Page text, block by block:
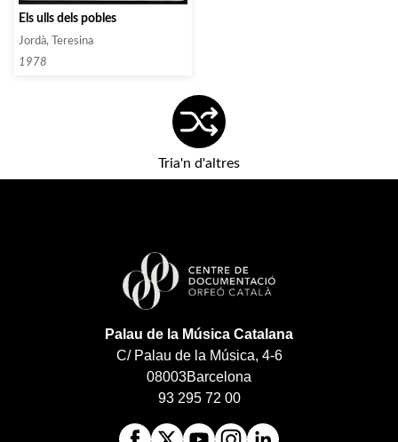
Els ulls dels pobles
Jordà, Teresina
1978
Tria'n d'altres
Palau de la Música Catalana
C/ Palau de la Música, 4-6
08003Barcelona
93 295 72 00